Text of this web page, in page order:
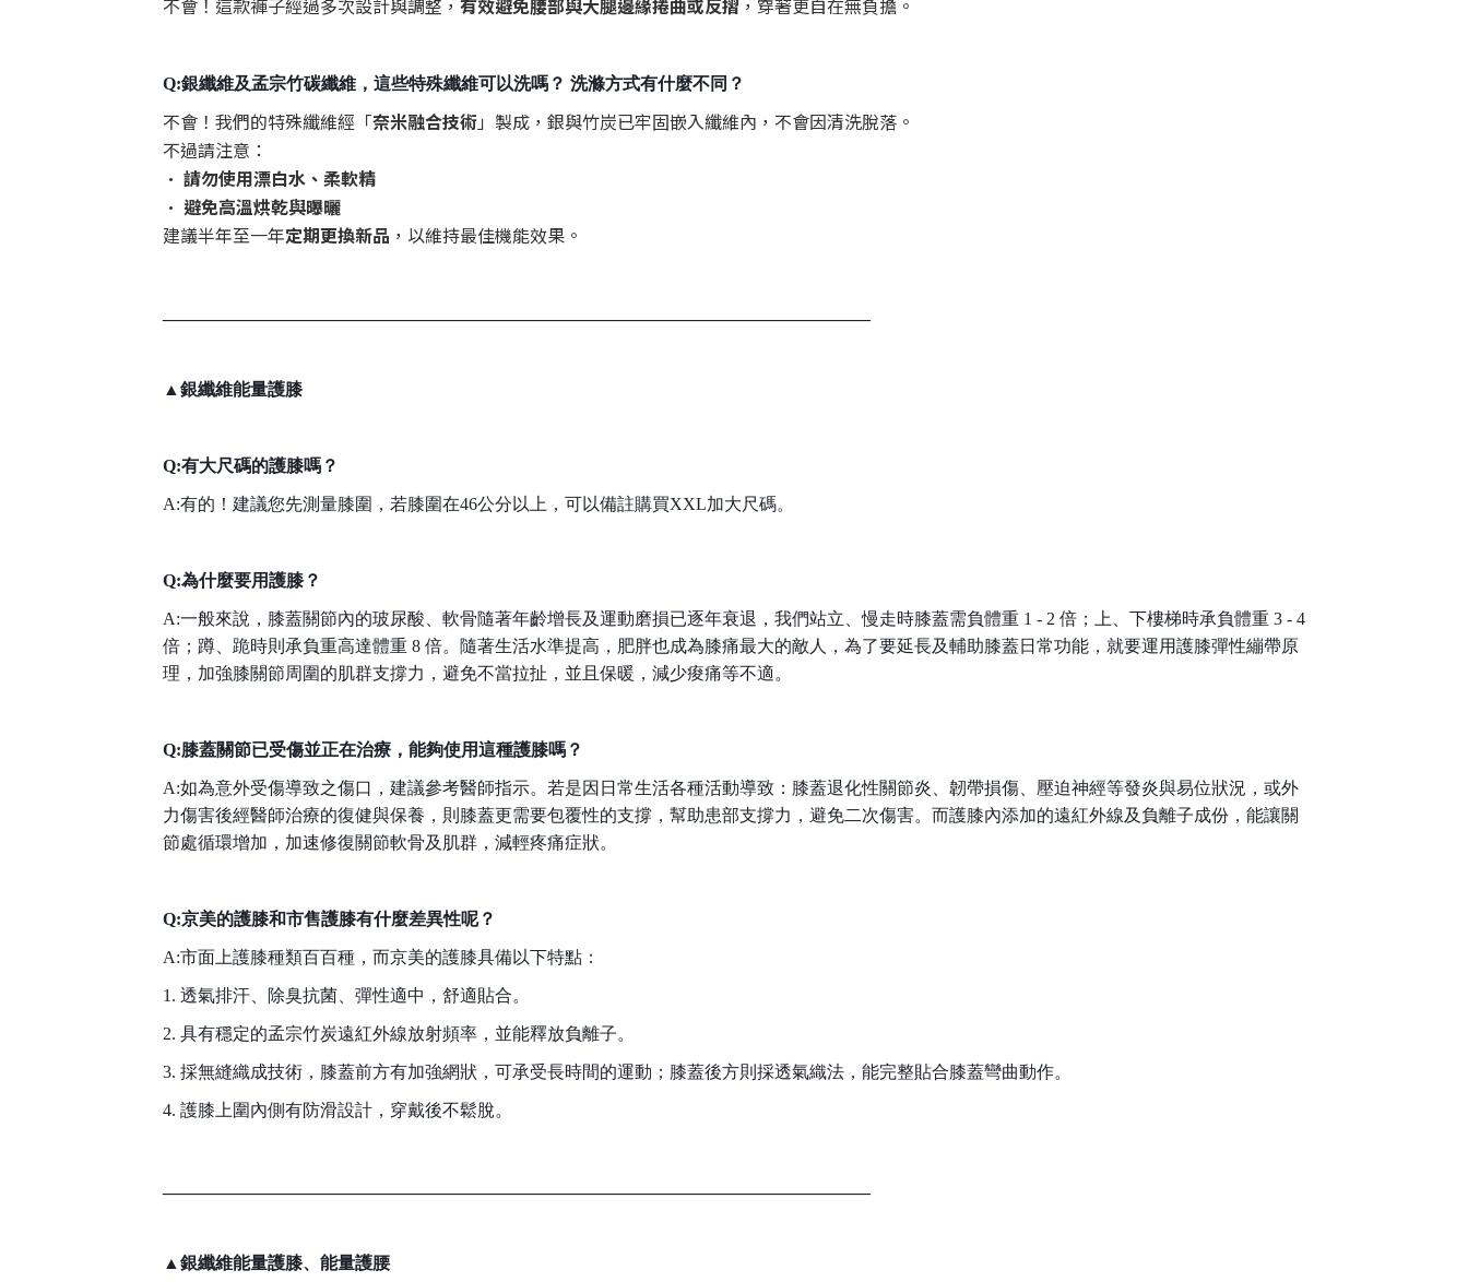
不會！這款褲子經過多次設計與調整， 有效避免腰部與大腿邊緣捲曲或反摺 ，穿著更自在無負擔。
Q:銀纖維及孟宗竹碳纖維，這些特殊纖維可以洗嗎？ 洗滌方式有什麼不同？
不會！我們的特殊纖維經「奈米融合技術」製成，銀與竹炭已牢固嵌入纖維內，不會因清洗脫落。
不過請注意：
• 請勿使用漂白水、柔軟精
• 避免高溫烘乾與曝曬
建議半年至一年定期更換新品 ，以維持最佳機能效果。
▲銀纖維能量護膝
Q:有大尺碼的護膝嗎？
A:有的！建議您先測量膝圍，若膝圍在46公分以上，可以備註購買XXL加大尺碼。
Q:為什麼要用護膝？
A:一般來說，膝蓋關節內的玻尿酸、軟骨隨著年齡增長及運動磨損已逐年衰退，我們站立、慢走時膝蓋需負體重 1 - 2 倍；上、下樓梯時承負體重 3 - 4
倍；蹲、跪時則承負重高達體重 8 倍。隨著生活水準提高，肥胖也成為膝痛最大的敵人，為了要延長及輔助膝蓋日常功能，就要運用護膝彈性繃帶原
理，加強膝關節周圍的肌群支撐力，避免不當拉扯，並且保暖，減少痠痛等不適。
Q:膝蓋關節已受傷並正在治療，能夠使用這種護膝嗎？
A:如為意外受傷導致之傷口，建議參考醫師指示。若是因日常生活各種活動導致：膝蓋退化性關節炎、韌帶損傷、壓迫神經等發炎與易位狀況， 或外
力傷害後經醫師治療的復健與保養，則膝蓋更需要包覆性的支撐，幫助患部支撐力，避免二次傷害。 而護膝內添加的遠紅外線及負離子成份，能讓關
節處循環增加，加速修復關節軟骨及肌群，減輕疼痛症狀。
Q:京美的護膝和市售護膝有什麼差異性呢？
A:市面上護膝種類百百種，而京美的護膝具備以下特點：
1. 透氣排汗、除臭抗菌、彈性適中，舒適貼合。
2. 具有穩定的孟宗竹炭遠紅外線放射頻率，並能釋放負離子。
3. 採無縫織成技術，膝蓋前方有加強網狀，可承受長時間的運動；膝蓋後方則採透氣織法，能完整貼合膝蓋彎曲動作。
4. 護膝上圍內側有防滑設計，穿戴後不鬆脫。
▲銀纖維能量護膝、能量護腰